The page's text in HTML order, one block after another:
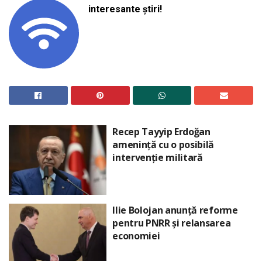
interesante știri!
Recep Tayyip Erdoğan
amenință cu o posibilă
intervenție militară
Ilie Bolojan anunță reforme
pentru PNRR și relansarea
economiei